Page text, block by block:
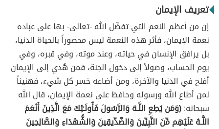
تعريف الإيمان
إن من أعظم النعم التي تفضّل الله -تعالى- بها على عباده
نعمة الإيمان، فأثر هذه النعمة ليس محصوراً بالحياة الدنيا،
بل يرافق الإنسان في حياته، وعند موته، وفي قبره، وفي
يوم الحساب، وصولاً إلى دخول الجنة، فمن هُدي إلى الإيمان
أفلح في الدنيا والآخرة، ومن أضاعه خسر كل شيء، فهنيئاً
لمن أطاع الله ورسوله وحافظ على نعمة الإيمان، قال الله
سبحانه:(وَمَن يُطِعِ اللَّـهَ وَالرَّسُولَ فَأُولَـٰئِكَ مَعَ الَّذِينَ أَنْعَمَ
اللَّـهُ عَلَيْهِم مِّنَ النَّبِيِّينَ وَالصِّدِّيقِينَ وَالشُّهَدَاءِ وَالصَّالِحِينَ